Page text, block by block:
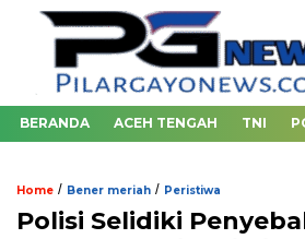
BERANDA ACEH TENGAH TNI
Home / Bener meriah / Peristiwa
Polisi Selidiki